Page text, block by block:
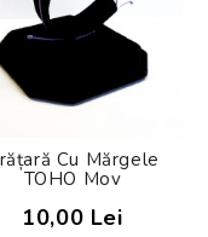
Cu Mărgele
TOHO Mov
10,00 Lei